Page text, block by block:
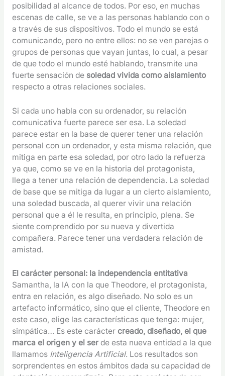
posibilidad al alcance de todos. Por eso, en muchas
escenas de calle, se ve a las personas hablando con o
a través de sus dispositivos. Todo el mundo se está
comunicando, pero no entre ellos: no se ven parejas o
grupos de personas que vayan juntas, lo cual, a pesar
de que todo el mundo esté hablando, transmite una
fuerte sensación de soledad vivida como aislamiento
respecto a otras relaciones sociales.
Si cada uno habla con su ordenador, su relación
comunicativa fuerte parece ser esa. La soledad
parece estar en la base de querer tener una relación
personal con un ordenador, y esta misma relación, que
mitiga en parte esa soledad, por otro lado la refuerza
ya que, como se ve en la historia del protagonista,
llega a tener una relación de dependencia. La soledad
de base que se mitiga da lugar a un cierto aislamiento,
una soledad buscada, al querer vivir una relación
personal que a él le resulta, en principio, plena. Se
siente comprendido por su nueva y divertida
compañera. Parece tener una verdadera relación de
amistad.
El carácter personal: la independencia entitativa
Samantha, la IA con la que Theodore, el protagonista,
entra en relación, es algo diseñado. No solo es un
artefacto informático, sino que el cliente, Theodore en
este caso, elige las características que tenga: mujer,
simpática… Es este carácter creado, diseñado, el que
marca el origeny el serde esta nueva entidad a la que
llamamos Inteligencia Artificial. Los resultados son
sorprendentes en estos ámbitos dada su capacidad de